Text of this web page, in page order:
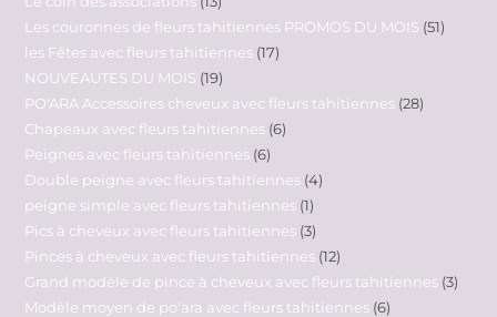
Les couronnes de fleurs tahitiennes PROMOS DU MOIS 51
les Fêtes avec fleurs tahitiennes 17
NOUVEAUTES DU MOIS 19
PO'ARA Accessoires cheveux avec fleurs tahitiennes 28
Chapeaux avec fleurs tahitiennes 6
Peignes avec fleurs tahitiennes 6
Double peigne avec fleurs tahitiennes 4
peigne simple avec fleurs tahitiennes 1
Pics à cheveux avec fleurs tahitiennes 3
Pinces à cheveux avec fleurs tahitiennes 12
Grand modèle de pince à cheveux avec fleurs tahitiennes 3
Modèle moyen de po'ara avec fleurs tahitiennes 6